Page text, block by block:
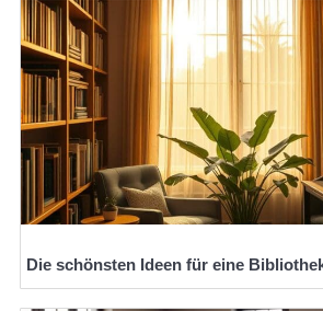
Die schönsten Ideen für eine